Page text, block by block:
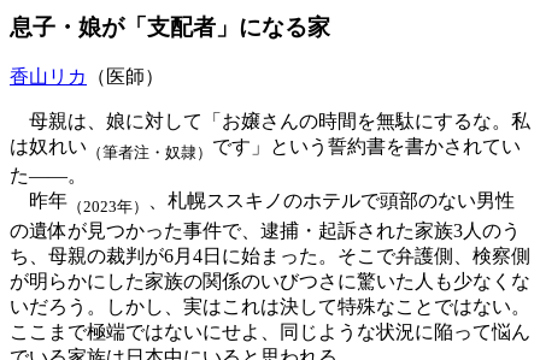
息子・娘が「支配者」になる家
香山リカ （医師）
母親は、娘に対して「お嬢さんの時間を無駄にするな。私
は奴れい （筆者注・奴隷） です」という誓約書を書かされてい
た――。
昨年 （2023年）
、札幌ススキノのホテルで頭部のない男性
の遺体が見つかった事件で、逮捕・起訴された家族3人のう
ち、母親の裁判が6月4日に始まった。そこで弁護側、検察側
が明らかにした家族の関係のいびつさに驚いた人も少なくな
いだろう。しかし、実はこれは決して特殊なことではない。
ここまで極端ではないにせよ、同じような状況に陥って悩ん